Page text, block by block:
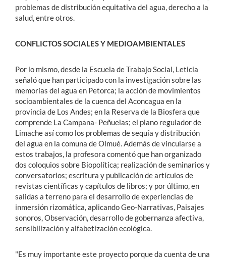
problemas de distribución equitativa del agua, derecho a la
salud, entre otros.
CONFLICTOS SOCIALES Y MEDIOAMBIENTALES
Por lo mismo, desde la Escuela de Trabajo Social, Leticia
señaló que han participado con la investigación sobre las
memorias del agua en Petorca; la acción de movimientos
socioambientales de la cuenca del Aconcagua en la
provincia de Los Andes; en la Reserva de la Biosfera que
comprende La Campana- Peñuelas; el plano regulador de
Limache así como los problemas de sequía y distribución
del agua en la comuna de Olmué. Además de vincularse a
estos trabajos, la profesora comentó que han organizado
dos coloquios sobre Biopolítica; realización de seminarios y
conversatorios; escritura y publicación de artículos de
revistas científicas y capítulos de libros; y por último, en
salidas a terreno para el desarrollo de experiencias de
inmersión rizomática, aplicando Geo-Narrativas, Paisajes
sonoros, Observación, desarrollo de gobernanza afectiva,
sensibilización y alfabetización ecológica.
"Es muy importante este proyecto porque da cuenta de una